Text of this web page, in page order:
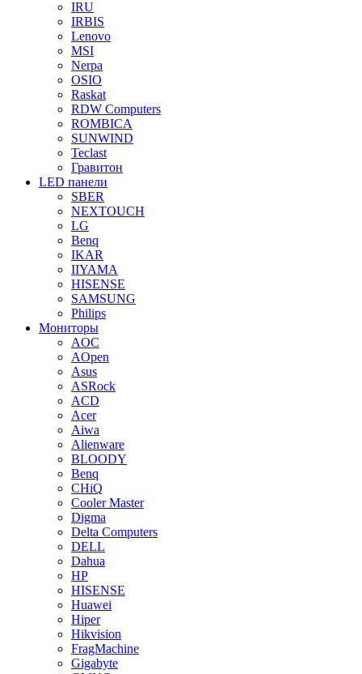
IRU
IRBIS
Lenovo
MSI
Nerpa
OSIO
Raskat
RDW Computers
ROMBICA
SUNWIND
Teclast
Гравитон
LED панели
SBER
NEXTOUCH
LG
Benq
IKAR
IIYAMA
HISENSE
SAMSUNG
Philips
Мониторы
AOC
AOpen
Asus
ASRock
ACD
Acer
Aiwa
Alienware
BLOODY
Benq
CHiQ
Cooler Master
Digma
Delta Computers
DELL
Dahua
HP
HISENSE
Huawei
Hiper
Hikvision
FragMachine
Gigabyte